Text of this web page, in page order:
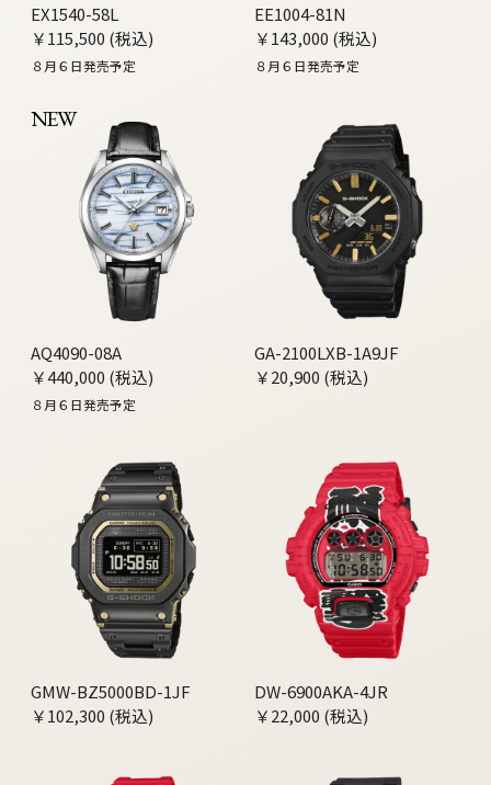
EX1540-58L
￥115,500 (税込)
８月６日発売予定
EE1004-81N
￥143,000 (税込)
８月６日発売予定
NEW
AQ4090-08A
￥440,000 (税込)
８月６日発売予定
GA-2100LXB-1A9JF
￥20,900 (税込)
GMW-BZ5000BD-1JF
￥102,300 (税込)
DW-6900AKA-4JR
￥22,000 (税込)